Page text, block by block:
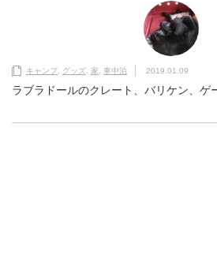
キャンプ グッズ 家 車中泊 2019.01.09
ラブラドールのクレート、バリケン、ゲ